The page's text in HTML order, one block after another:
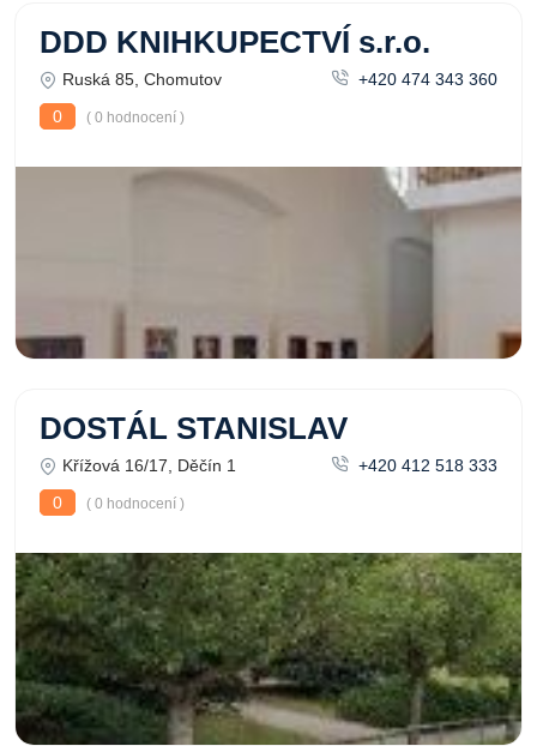
DDD KNIHKUPECTVÍ s.r.o.
Ruská 85, Chomutov
+420 474 343 360
0
( 0 hodnocení )
DOSTÁL STANISLAV
Křížová 16/17, Děčín 1
+420 412 518 333
0
( 0 hodnocení )